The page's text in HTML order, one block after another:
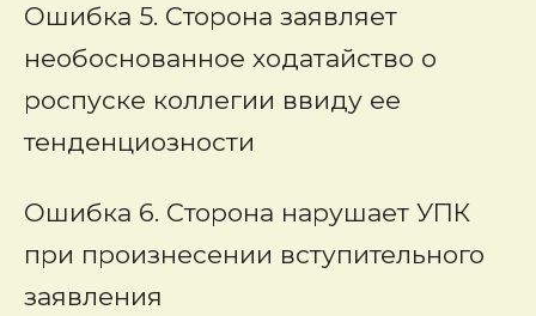
Ошибка 5. Сторона заявляет
необоснованное ходатайство о
роспуске коллегии ввиду ее
тенденциозности
Ошибка 6. Сторона нарушает УПК
при произнесении вступительного
заявления